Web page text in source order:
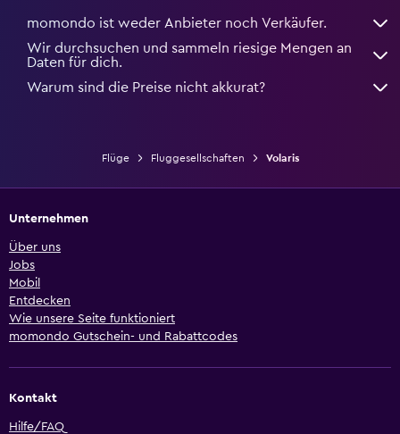
momondo ist weder Anbieter noch Verkäufer.
Wir durchsuchen und sammeln riesige Mengen an
Daten für dich.
Warum sind die Preise nicht akkurat?
Flüge Fluggesellschaften Volaris
Unternehmen
Über uns
Jobs
Mobil
Entdecken
Wie unsere Seite funktioniert
momondo Gutschein- und Rabattcodes
Kontakt
Hilfe/FAQ